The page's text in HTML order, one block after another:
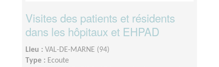
Visites des patients et résidents
dans les hôpitaux et EHPAD
Lieu : VAL-DE-MARNE (94)
Type : Ecoute